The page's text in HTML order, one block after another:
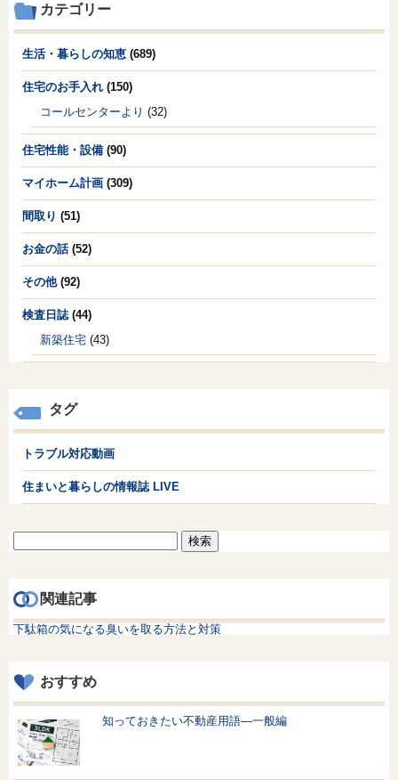
カテゴリー
生活・暮らしの知恵 (689)
住宅のお手入れ (150)
コールセンターより (32)
住宅性能・設備 (90)
マイホーム計画 (309)
間取り (51)
お金の話(52)
その他(92)
検査日誌 (44)
新築住宅 (43)
タグ
トラブル対応動画
住まいと暮らしの情報誌 LIVE
索:
関連記事
下駄箱の気になる臭いを取る方法と対策
おすすめ
知っておきたい不動産用語—一般編